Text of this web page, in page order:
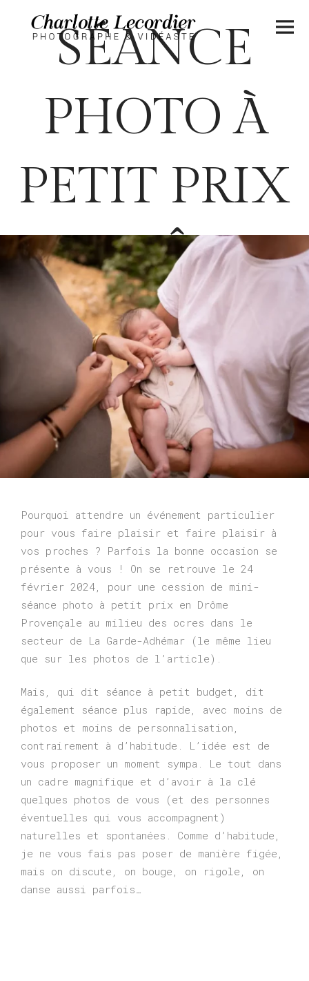
SÉANCE
PHOTO À
PETIT PRIX
– DRÔME
Updated on3 juin 2025
a
n
v
i
e
r
2
0
2
4
Charlotte Lecordier
Pourquoi attendre un événement particulier
pour vous faire plaisir et faire plaisir à
vos proches ? Parfois la bonne occasion se
présente à vous ! On se retrouve le 24
février 2024, pour une cession de mini-
séance photo à petit prix en Drôme
Provençale au milieu des ocres dans le
secteur de La Garde-Adhémar (le même lieu
que sur les photos de l’article).
Mais, qui dit séance à petit budget, dit
également séance plus rapide, avec moins de
photos et moins de personnalisation,
contrairement à d’habitude. L’idée est de
vous proposer un moment sympa. Le tout dans
un cadre magnifique et d’avoir à la clé
quelques photos de vous (et des personnes
éventuelles qui vous accompagnent)
naturelles et spontanées. Comme d’habitude,
je ne vous fais pas poser de manière figée,
mais on discute, on bouge, on rigole, on
danse aussi parfois…